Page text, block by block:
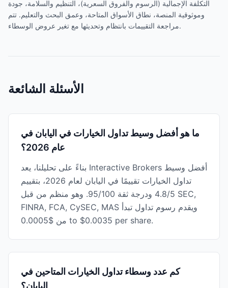
التكلفة الإجمالية (الرسوم والفروق السعرية)، التنظيم والسلامة، جودة
وموثوقية المنصة، نطاق الأسواق المتاحة، وعمق البحث والتعليم. تتم
مراجعة التقييمات بانتظام وتحديثها مع تغير عروض الوسطاء.
الأسئلة الشائعة
ما هو أفضل وسيط تداول الخيارات في اليابان في
عام 2026؟
بناءً على تحليلنا، يعد Interactive Brokers أفضل وسيط
تداول الخيارات تقييمًا في اليابان لعام 2026، بتقييم
4.8/5 ودرجة ثقة 95/100. وهو منظم من قبل SEC,
FINRA, FCA, CySEC, MAS ويقدم رسوم تداول تبدأ
من $0.0005 to $0.0035 per share.
كم عدد وسطاء تداول الخيارات المتاحين في
اليابان؟